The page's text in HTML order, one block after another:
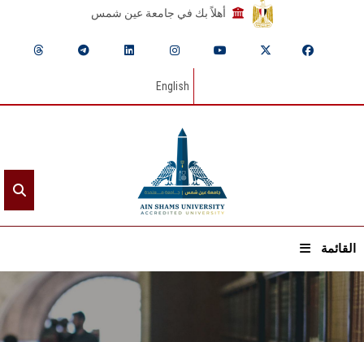
أهلاً بك في جامعة عين شمس
English
القائمة
الرئيسيـة
عن الجامعة